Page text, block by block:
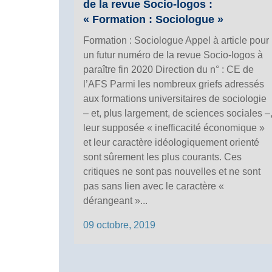
de la revue Socio-logos :
« Formation : Sociologue »
Formation : Sociologue Appel à article pour
un futur numéro de la revue Socio-logos à
paraître fin 2020 Direction du n° : CE de
l’AFS Parmi les nombreux griefs adressés
aux formations universitaires de sociologie
– et, plus largement, de sciences sociales –,
leur supposée « inefficacité économique »
et leur caractère idéologiquement orienté
sont sûrement les plus courants. Ces
critiques ne sont pas nouvelles et ne sont
pas sans lien avec le caractère «
dérangeant »...
09 octobre, 2019